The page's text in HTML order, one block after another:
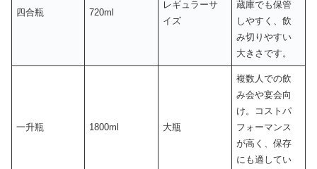
四合瓶 720ml
レギュラーサ
イズ
蔵庫でも保管
しやすく、飲
み切りやすい
大きさです。
一升瓶 1800ml 大瓶
複数人での飲
み会や宴会向
け。コストパ
フォーマンス
が高く、保存
にも適してい